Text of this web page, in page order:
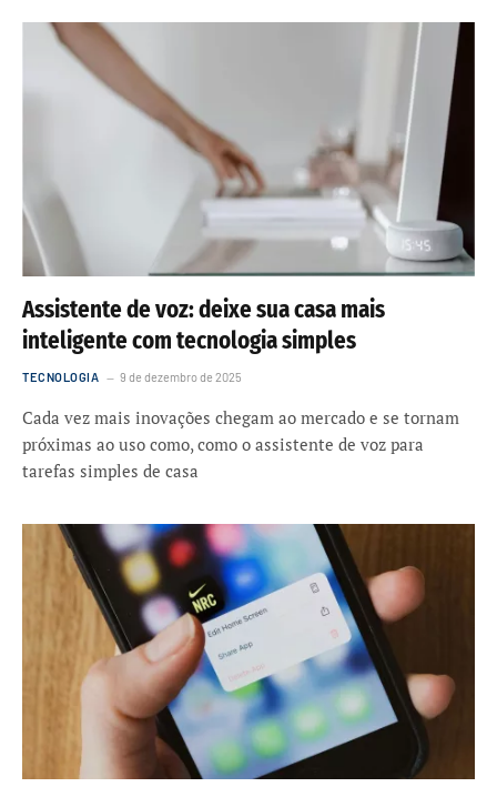
Assistente de voz: deixe sua casa mais
inteligente com tecnologia simples
TECNOLOGIA 9 de dezembro de 2025
Cada vez mais inovações chegam ao mercado e se tornam
próximas ao uso como, como o assistente de voz para
tarefas simples de casa